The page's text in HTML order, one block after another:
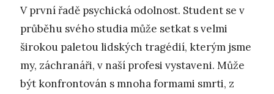
V první řadě psychická odolnost. Student se v
průběhu svého studia může setkat s velmi
širokou paletou lidských tragédií, kterým jsme
my, záchranáři, v naší profesi vystaveni. Může
být konfrontován s mnoha formami smrti, z